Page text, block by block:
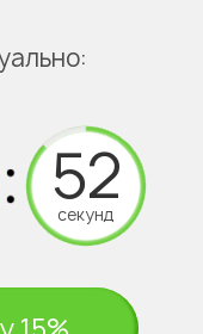
секунд